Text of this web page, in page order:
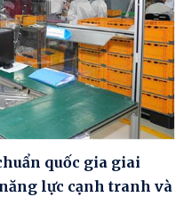
quốc gia giai
lực cạnh tranh và